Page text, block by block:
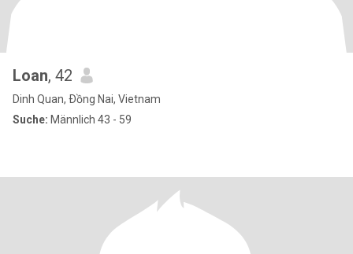
Loan, 42
Dinh Quan, Ðồng Nai, Vietnam
Suche: Männlich 43 - 59